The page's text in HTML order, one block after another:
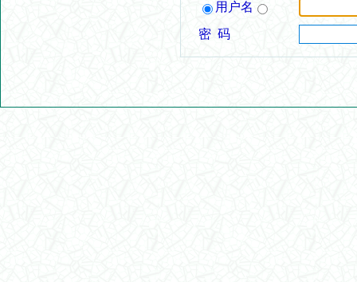
用户名
密 码